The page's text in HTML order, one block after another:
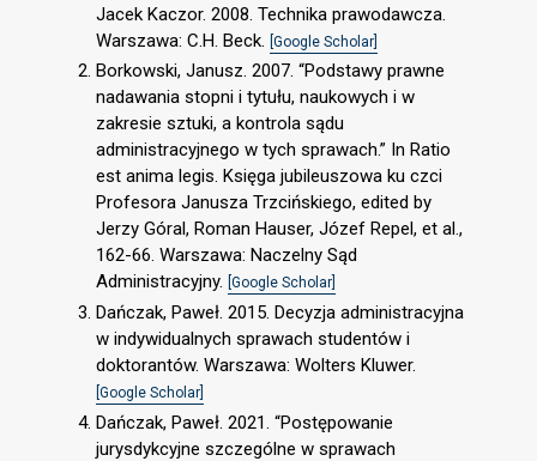
Jacek Kaczor. 2008. Technika prawodawcza.
Warszawa: C.H. Beck.
[Google Scholar]
Borkowski, Janusz. 2007. “Podstawy prawne
nadawania stopni i tytułu, naukowych i w
zakresie sztuki, a kontrola sądu
administracyjnego w tych sprawach.” In Ratio
est anima legis. Księga jubileuszowa ku czci
Profesora Janusza Trzcińskiego, edited by
Jerzy Góral, Roman Hauser, Józef Repel, et al.,
162-66. Warszawa: Naczelny Sąd
Administracyjny. [Google Scholar]
Dańczak, Paweł. 2015. Decyzja administracyjna
w indywidualnych sprawach studentów i
doktorantów. Warszawa: Wolters Kluwer.
[Google Scholar]
Dańczak, Paweł. 2021. “Postępowanie
jurysdykcyjne szczególne w sprawach